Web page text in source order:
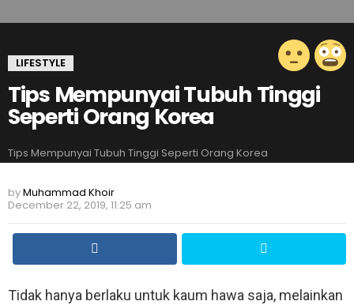
LIFESTYLE
Tips Mempunyai Tubuh Tinggi
Seperti Orang Korea
Tips Mempunyai Tubuh Tinggi Seperti Orang Korea
byMuhammad Khoir
December 22, 2019, 11:25 am
Tidak hanya berlaku untuk kaum hawa saja, melainkan